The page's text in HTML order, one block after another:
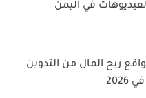
في اليمن
5 مواقع ربح المال من التدوين